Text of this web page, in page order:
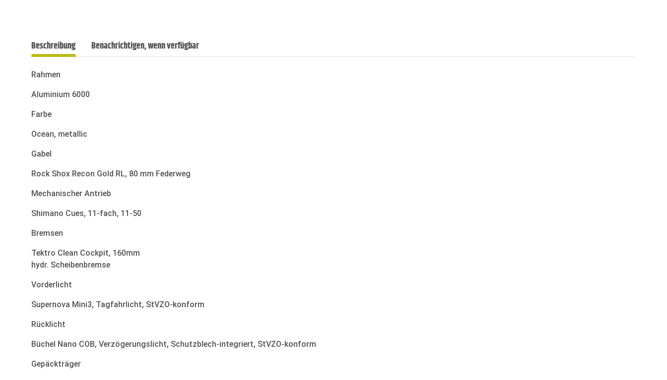
Beschreibung Benachrichtigen, wenn verfügbar
Rahmen
Aluminium 6000
Farbe
Ocean, metallic
Gabel
Rock Shox Recon Gold RL, 80 mm Federweg
Mechanischer Antrieb
Shimano Cues, 11-fach, 11-50
Bremsen
Tektro Clean Cockpit, 160mm
hydr. Scheibenbremse
Vorderlicht
Supernova Mini3, Tagfahrlicht, StVZO-konform
Rücklicht
Büchel Nano COB, Verzögerungslicht, Schutzblech-integriert, StVZO-konform
Gepäckträger